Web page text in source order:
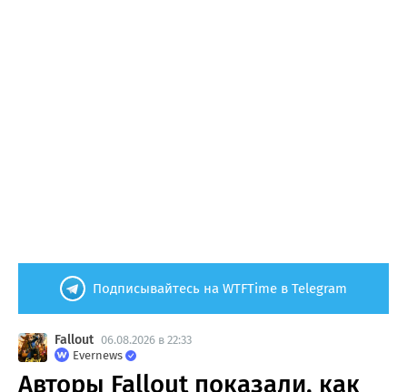
Подписывайтесь на WTFTime в Telegram
Fallout 06.08.2026 в 22:33
Evernews
Авторы Fallout показали, как